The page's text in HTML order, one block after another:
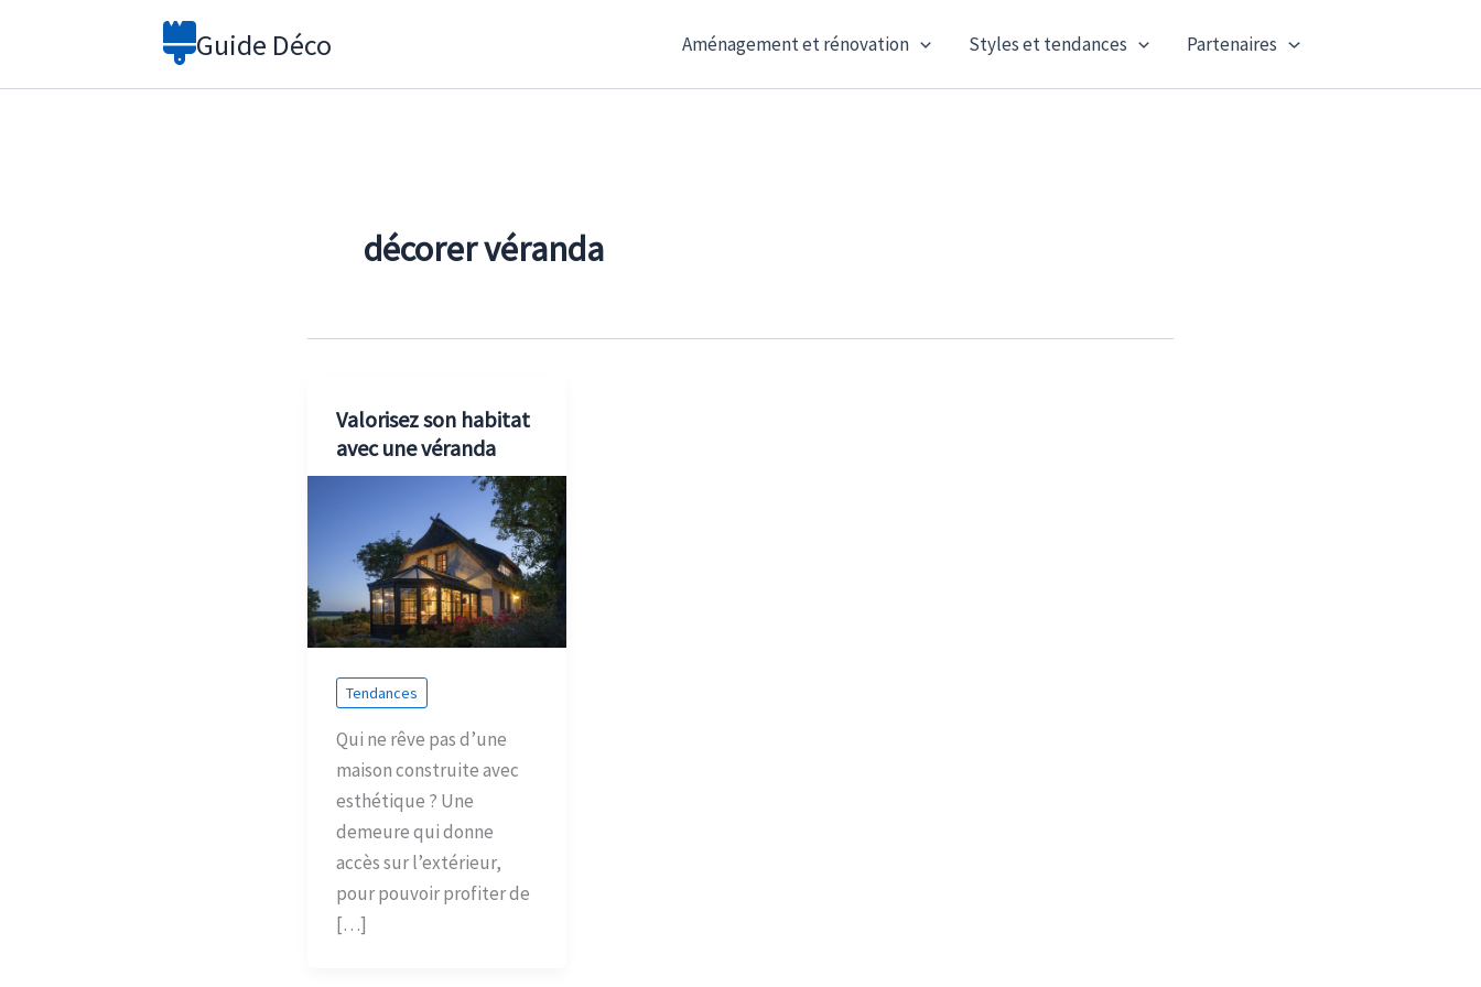
Guide Déco Aménagement et rénovation Styles et tendances Partenaires
décorer véranda
Valorisez son habitat
avec une véranda
Tendances
Qui ne rêve pas d’une
maison construite avec
esthétique ? Une
demeure qui donne
accès sur l’extérieur,
pour pouvoir profiter de
[…]